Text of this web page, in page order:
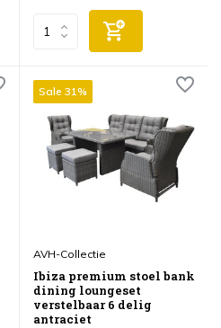
Sale 31%
AVH-Collectie
Ibiza premium stoel bank
dining loungeset
verstelbaar 6 delig
antraciet